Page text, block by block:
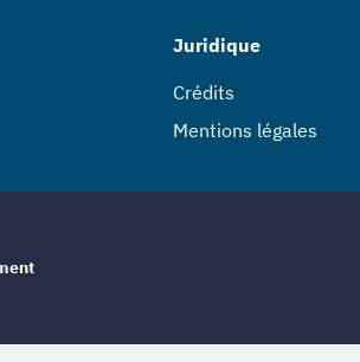
Juridique
Crédits
Mentions légales